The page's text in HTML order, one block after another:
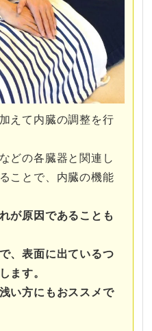
えて内臓の調整を行
どの各臓器と関連し
ことで、内臓の機能
が原因であることも
、表面に出ているつ
ます。
い方にもおススメで